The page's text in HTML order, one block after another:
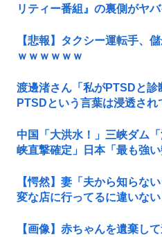
リティー番組』の裏側がヤバ
【悲報】タクシー運転手、
ｗｗｗｗｗｗ
渡邊渚さん「私がPTSDと
PTSDという言葉は浸透され
中国「大洪水！」三峡ダム
峡直撃確定」日本「最も強
【愕然】妻「夫から知らな
変な店に行ってるに違いな
【画像】赤ちゃんを遺棄し